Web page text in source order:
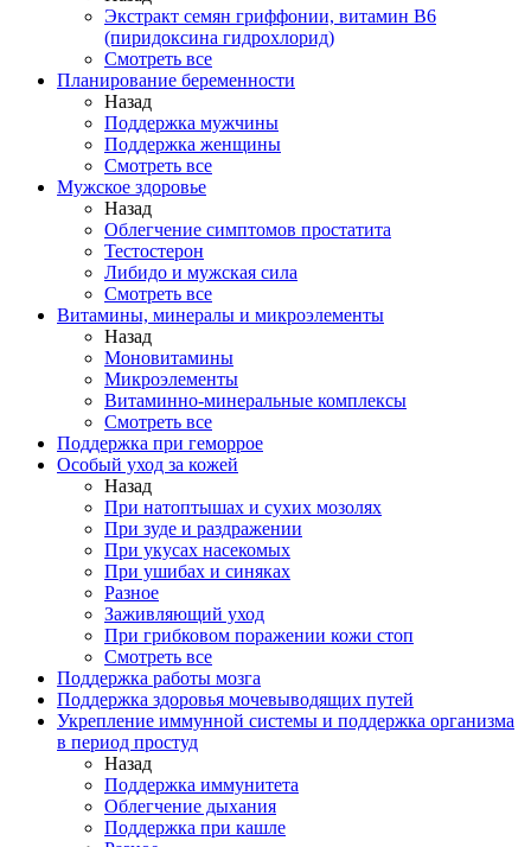
Экстракт семян гриффонии, витамин В6
(пиридоксина гидрохлорид)
Смотреть все
Планирование беременности
Назад
Поддержка мужчины
Поддержка женщины
Смотреть все
Мужское здоровье
Назад
Облегчение симптомов простатита
Тестостерон
Либидо и мужская сила
Смотреть все
Витамины, минералы и микроэлементы
Назад
Моновитамины
Микроэлементы
Витаминно-минеральные комплексы
Смотреть все
Поддержка при геморрое
Особый уход за кожей
Назад
При натоптышах и сухих мозолях
При зуде и раздражении
При укусах насекомых
При ушибах и синяках
Разное
Заживляющий уход
При грибковом поражении кожи стоп
Смотреть все
Поддержка работы мозга
Поддержка здоровья мочевыводящих путей
Укрепление иммунной системы и поддержка организма
в период простуд
Назад
Поддержка иммунитета
Облегчение дыхания
Поддержка при кашле